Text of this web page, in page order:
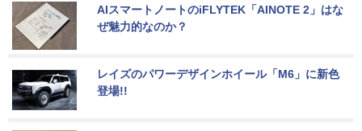
AIスマートノートのiFLYTEK「AINOTE 2」はな
ぜ魅力的なのか？
レイズのパワーデザインホイール「M6」に新色
登場!!